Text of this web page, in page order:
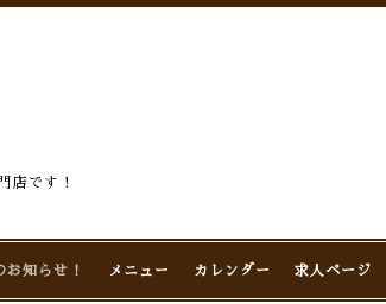
店です！
お知らせ！ メニュー カレンダー 求人ページ